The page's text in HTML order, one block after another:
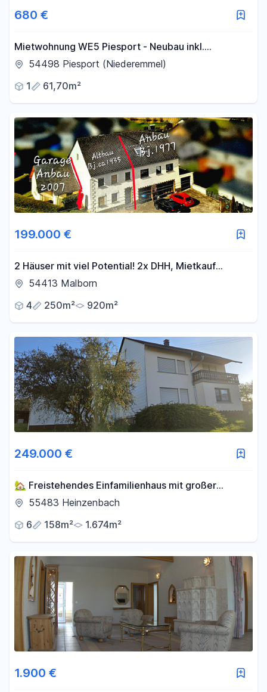
680 €
Mietwohnung WE5 Piesport - Neubau inkl.
Einbauküche
54498 Piesport (Niederemmel)
1
61,70m²
199.000 €
2 Häuser mit viel Potential! 2x DHH, Mietkauf
möglich!
54413 Malborn
4
250m² 920m²
249.000 €
🏡 Freistehendes Einfamilienhaus mit großer
Scheune auf 1.674 m² Grundstück
55483 Heinzenbach
6
158m² 1.674m²
1.900 €